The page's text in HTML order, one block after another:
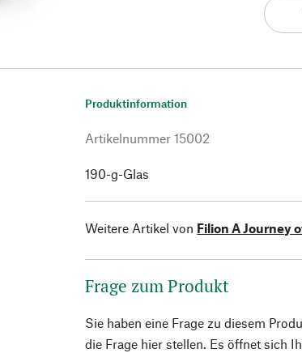
Produktinformation
Artikelnummer 15002
190-g-Glas
Weitere Artikel von Filion A Journey
Frage zum Produkt
Sie haben eine Frage zu diesem
die Frage hier stellen. Es öffnet sich